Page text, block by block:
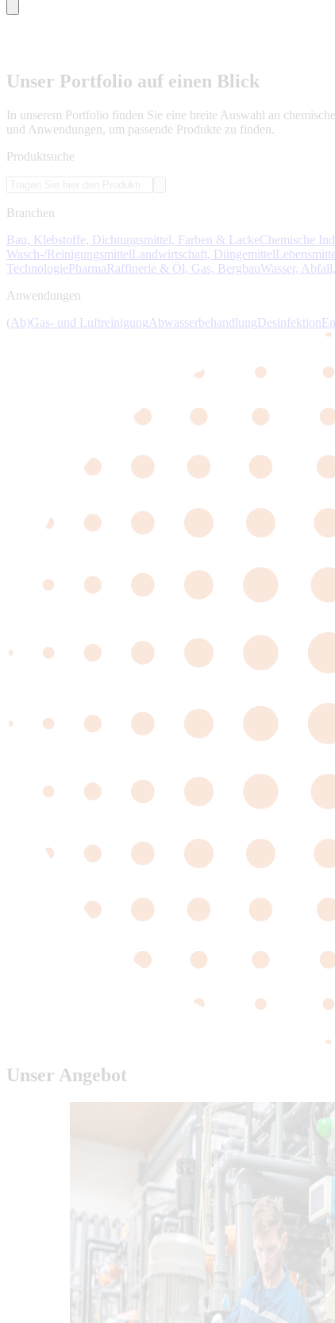
Unser Portfolio auf einen Blick
In unserem Portfolio finden Sie eine breite Auswahl an
und Anwendungen, um passende Produkte zu finden.
Produktsuche
Branchen
Bau, Klebstoffe, Dichtungsmittel, Farben & LackeChemische
Wasch-/ReinigungsmittelLandwirtschaft, Düngemittel
TechnologiePharmaRaffinerie & Öl, Gas, BergbauWasser,
Anwendungen
(Ab)Gas- und LuftreinigungAbwasserbehandlungDesinfektion
Unser Angebot